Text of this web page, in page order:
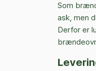
Som
ask, men
Derfor er